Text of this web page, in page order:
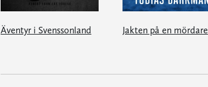
Äventyr i Svenssonland Jakten på en mördare